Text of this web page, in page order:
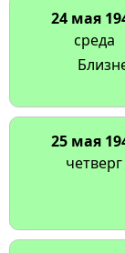
24 мая
среда
25 мая
четверг